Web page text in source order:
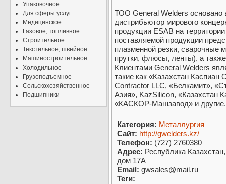
Упаковочное
Для сферы услуг
Медицинское
Газовое, топливное
Строительное
Текстильное, швейное
Машиностроительное
Холодильное
Грузоподъемное
Сельскохозяйственное
Подшипники
ТОО General Welders основано
дистрибьютор мирового
продукции ESAB на
поставляемой продукции
плазменной резки, сварочные
прутки, флюсы, ленты), а
Клиентами General Welders
такие как «Казахстан
Contractor LLC, «Белкамит»,
Азия», KazSilicon,
«КАСКОР-Машзавод» и другие.
Категория: Металлургия
Сайт: http://gwelders.kz/
Телефон: (727) 2760380
Адрес: Республика
дом 17А
Email: gwsales@mail.ru
Теги: